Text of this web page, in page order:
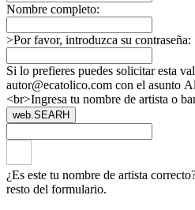
Nombre completo:
>Por favor, introduzca su contraseña:
Si lo prefieres puedes solicitar esta
autor@ecatolico.com con el asunto
<br>Ingresa tu nombre de artista o
web.SEARH
¿Es este tu nombre de artista
resto del formulario.